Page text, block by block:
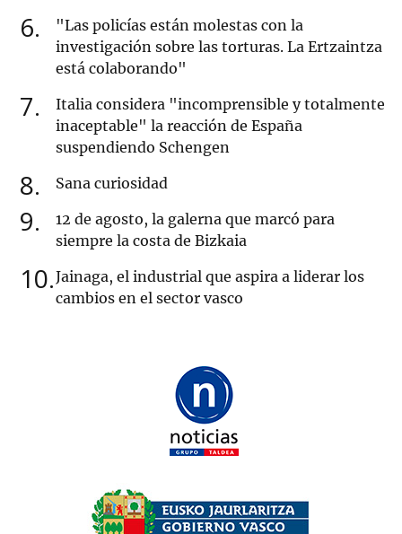
6
"Las policías están molestas con la
investigación sobre las torturas. La Ertzaintza
está colaborando"
7
Italia considera "incomprensible y totalmente
inaceptable" la reacción de España
suspendiendo Schengen
8 Sana curiosidad
9
12 de agosto, la galerna que marcó para
siempre la costa de Bizkaia
10 Jainaga, el industrial que aspira a liderar los
cambios en el sector vasco